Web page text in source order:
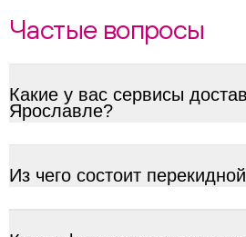
Частые вопросы
Какие у вас сервисы
Ярославле?
Из чего состоит